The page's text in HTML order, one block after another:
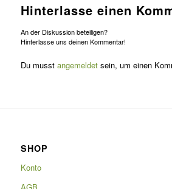
Hinterlasse einen
An der Diskussion beteiligen?
Hinterlasse uns deinen Kommentar!
Du musst angemeldetsein, um einen
SHOP
Konto